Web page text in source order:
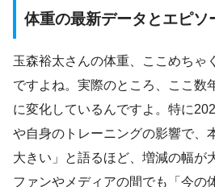
体重の最新データとエピソ
玉森裕太さんの体重、ここめちゃ
ですよね。実際のところ、ここ数
に変化しているんですよ。特に
や自身のトレーニングの影響で、
大きい」と語るほど、増減の幅が
ファンやメディアの間でも「今の